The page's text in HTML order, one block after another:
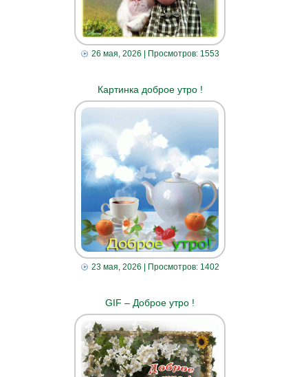
26 мая, 2026 | Просмотров: 1553
Картинка доброе утро !
23 мая, 2026 | Просмотров: 1402
GIF – Доброе утро !